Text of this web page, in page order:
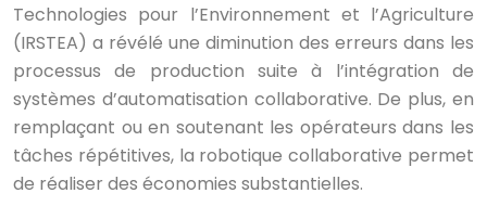
Technologies pour l’Environnement et l’Agriculture
(IRSTEA) a révélé une diminution des erreurs dans les
processus de production suite à l’intégration de
systèmes d’automatisation collaborative. De plus, en
remplaçant ou en soutenant les opérateurs dans les
tâches répétitives, la robotique collaborative permet
de réaliser des économies substantielles.